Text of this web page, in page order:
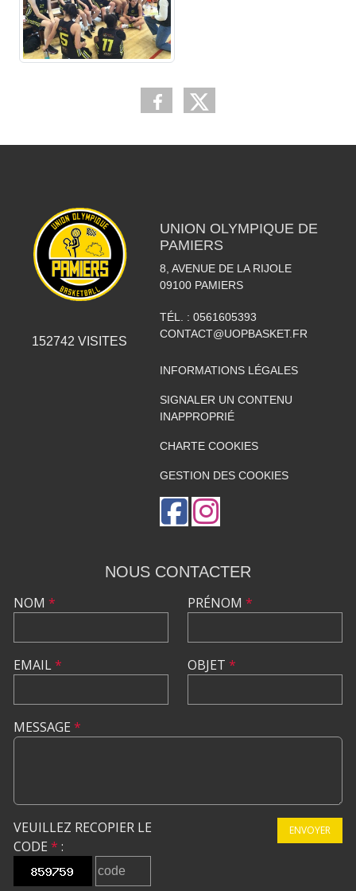
152742 VISITES
UNION OLYMPIQUE DE
PAMIERS
8, AVENUE DE LA RIJOLE
09100 PAMIERS
TÉL. : 0561605393
CONTACT@UOPBASKET.FR
INFORMATIONS LÉGALES
SIGNALER UN CONTENU
INAPPROPRIÉ
CHARTE COOKIES
GESTION DES COOKIES
NOUS CONTACTER
NOM *
EMAIL*
PRÉNOM *
OBJET *
MESSAGE *
VEUILLEZ RECOPIER LE
CODE * :
ENVOYER